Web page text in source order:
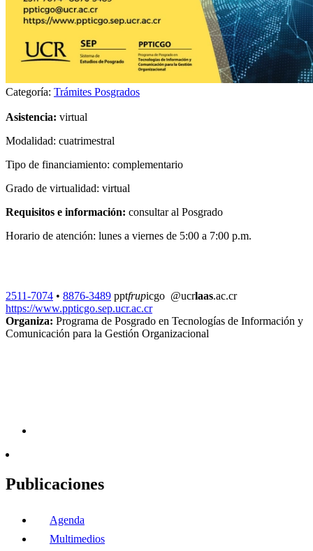
Categoría: Trámites Posgrados
Asistencia: virtual
Modalidad: cuatrimestral
Tipo de financiamiento: complementario
Grado de virtualidad: virtual
Requisitos e información: consultar al Posgrado
Horario de atención: lunes a viernes de 5:00 a 7:00 p.m.
2511-7074 • 8876-3489 pptfrupicgo @ucrlaas.ac.cr
https://www.ppticgo.sep.ucr.ac.cr
Organiza: Programa de Posgrado en Tecnologías de Información y
Comunicación para la Gestión Organizacional
Publicaciones
Agenda
Multimedios